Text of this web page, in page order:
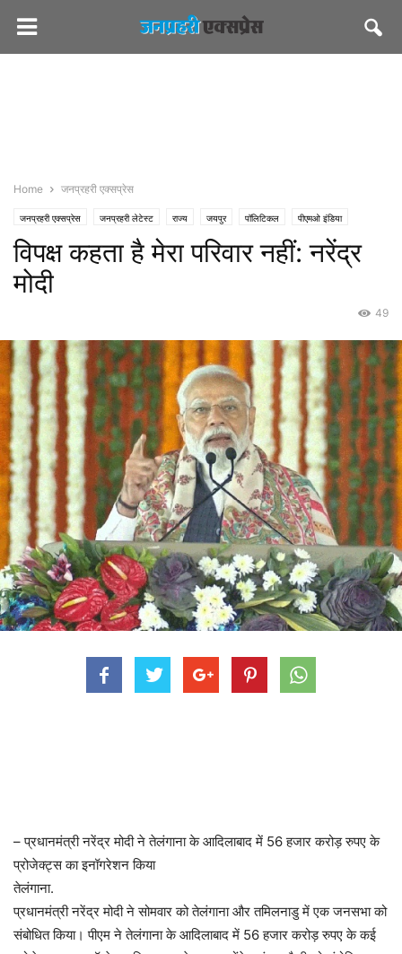
Home जनप्रहरी एक्सप्रेस
जनप्रहरी एक्सप्रेस जनप्रहरी लेटेस्ट राज्य जयपुर पॉलिटिकल पीएमओ इंडिया
भाजपा
विपक्ष कहता है मेरा परिवार नहीं: नरेंद्र
मोदी
49
– प्रधानमंत्री नरेंद्र मोदी ने तेलंगाना के आदिलाबाद में 56 हजार करोड़ रुपए के
प्रोजेक्ट्स का इनॉगरेशन किया
तेलंगाना.
प्रधानमंत्री नरेंद्र मोदी ने सोमवार को तेलंगाना और तमिलनाडु में एक जनसभा को
संबोधित किया। पीएम ने तेलंगाना के आदिलाबाद में 56 हजार करोड़ रुपए के कई